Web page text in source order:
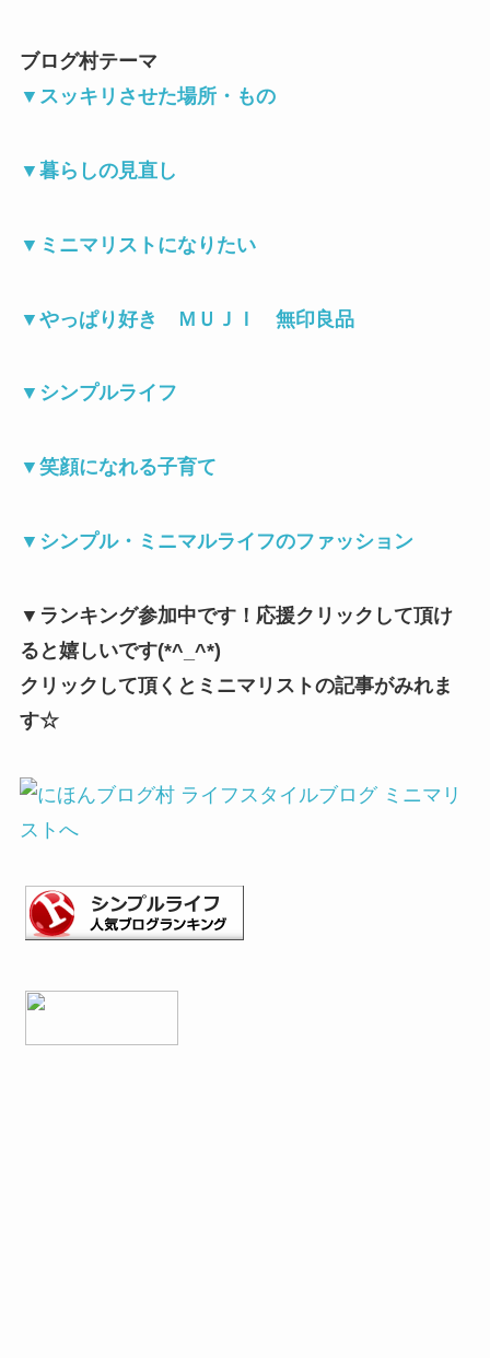
ブログ村テーマ
▼ スッキリさせた場所・もの
▼ 暮らしの見直し
▼ ミニマリストになりたい
▼ やっぱり好き ＭＵＪＩ 無印良品
▼ シンプルライフ
▼ 笑顔になれる子育て
▼ シンプル・ミニマルライフのファッション
▼ランキング参加中です！応援クリックして頂け
ると嬉しいです(*^_^*)
クリックして頂くとミニマリストの記事がみれま
す☆